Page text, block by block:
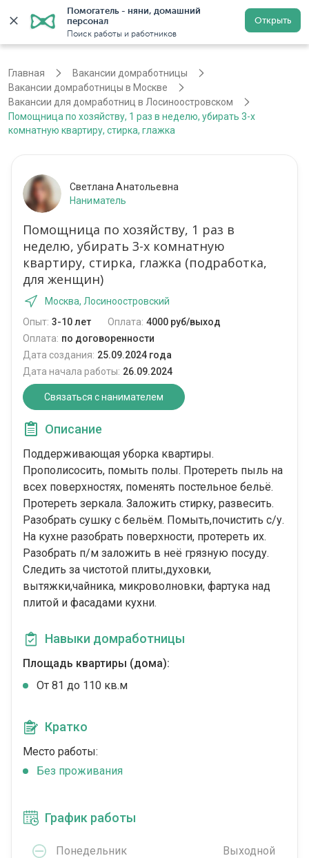
Помогатель - няни, домашний
персонал
Поиск работы и работников
Открыть
Регистрация
Главная
Вакансии домработницы
Вакансии домработницы в Москве
Вакансии для домработниц в Лосиноостровском
Помощница по хозяйству, 1 раз в неделю, убирать 3-х
комнатную квартиру, стирка, глажка
Светлана Анатольевна
Наниматель
Помощница по хозяйству, 1 раз в
неделю, убирать 3-х комнатную
квартиру, стирка, глажка (подработка,
для женщин)
Москва, Лосиноостровский
Опыт: 3-10 лет Оплата: 4000 руб/выход
Оплата: по договоренности
Дата создания: 25.09.2024 года
Дата начала работы: 26.09.2024
Связаться с нанимателем
Описание
Поддерживающая уборка квартиры.
Прополисосить, помыть полы. Протереть пыль на
всех поверхностях, поменять постельное бельё.
Протереть зеркала. Заложить стирку, развесить.
Разобрать сушку с бельём. Помыть,почистить с/у.
На кухне разобрать поверхности, протереть их.
Разобрать п/м заложить в неё грязную посуду.
Следить за чистотой плиты,духовки,
вытяжки,чайника, микроволновки, фартука над
плитой и фасадами кухни.
Навыки домработницы
Площадь квартиры (дома):
От 81 до 110 кв.м
Кратко
Место работы:
Без проживания
График работы
Понедельник Выходной